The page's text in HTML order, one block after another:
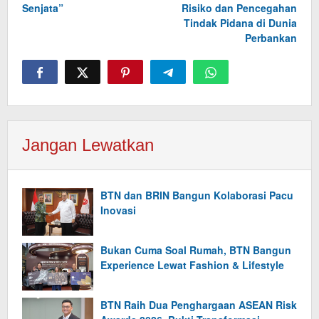
Senjata”
Risiko dan Pencegahan
Tindak Pidana di Dunia
Perbankan
Jangan Lewatkan
BTN dan BRIN Bangun Kolaborasi Pacu
Inovasi
Bukan Cuma Soal Rumah, BTN Bangun
Experience Lewat Fashion & Lifestyle
BTN Raih Dua Penghargaan ASEAN Risk